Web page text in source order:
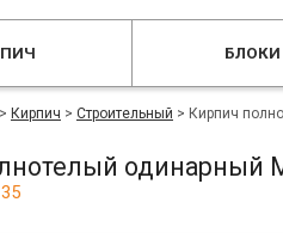
БЛОКИ
> Кирпич > Строительный > Кирпич
одинарный